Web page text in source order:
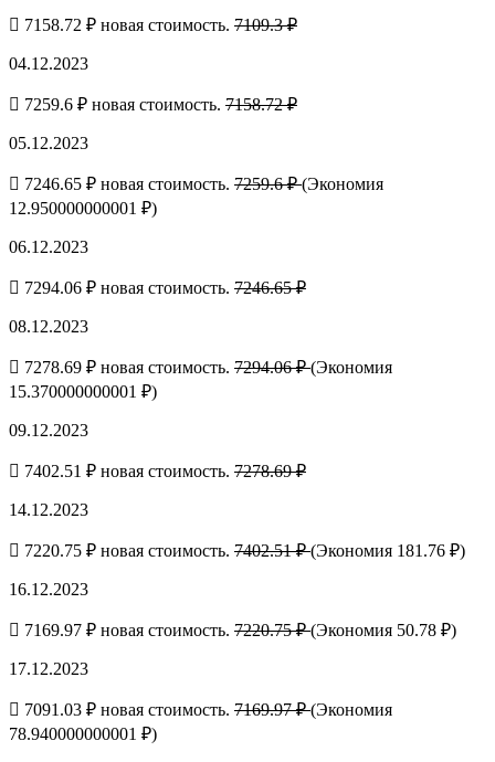
7158.72 ₽ новая стоимость. 7109.3 ₽
04.12.2023
7259.6 ₽ новая стоимость. 7158.72 ₽
05.12.2023
7246.65 ₽ новая стоимость. 7259.6 ₽(Экономия
12.950000000001 ₽)
06.12.2023
7294.06 ₽ новая стоимость. 7246.65 ₽
08.12.2023
7278.69 ₽ новая стоимость. 7294.06 ₽(Экономия
15.370000000001 ₽)
09.12.2023
7402.51 ₽ новая стоимость. 7278.69 ₽
14.12.2023
7220.75 ₽ новая стоимость. 7402.51 ₽(Экономия 181.76 ₽)
16.12.2023
7169.97 ₽ новая стоимость. 7220.75 ₽(Экономия 50.78 ₽)
17.12.2023
7091.03 ₽ новая стоимость. 7169.97 ₽(Экономия
78.940000000001 ₽)